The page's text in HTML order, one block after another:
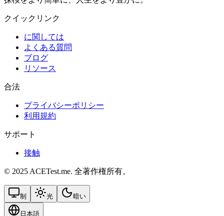
クイックリンク
に関しては
よくある質問
ブログ
リソース
合法
プライバシーポリシー
利用規約
サポート
接触
© 2025 ACETest.me. 全著作権所有。
制 光 暗い
日本語